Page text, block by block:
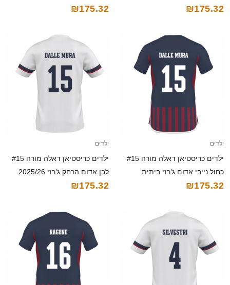
קצרה
₪175.32
חולצה קצרה
₪175.32
ילדים
ילדים כריסטיאן דאלה מורה #15
כחול נייבי אדום ג'רזי ביתית
2025/26 חולצה קצרה
₪175.32
ילדים
ילדים כריסטיאן דאלה מורה #15
לבן אדום הרחק ג'רזי 2025/26
חולצה קצרה
₪175.32